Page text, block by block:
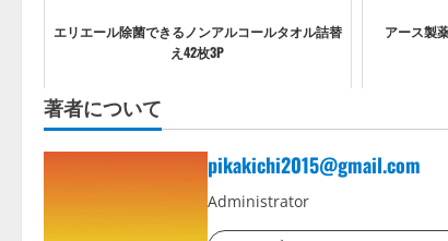
エリエール除菌できるノンアルコールタオル詰替
え42枚3P
アース製
著者について
pikakichi2015@gmail.com
Administrator